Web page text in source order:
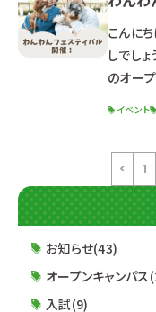
生）に
流れ 求
ついて
こんに
しでし
のオープ
☑犬好
高校3年
加して
イベント
< 1
お知らせ(43)
オープンキャンパス
入試(9)